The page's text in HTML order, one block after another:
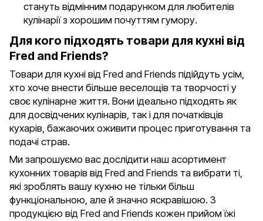
стануть відмінним подарунком для любителів
кулінарії з хорошим почуттям гумору.
Для кого підходять товари для кухні від
Fred and Friends?
Товари для кухні від Fred and Friends підійдуть усім,
хто хоче внести більше веселощів та творчості у
своє кулінарне життя. Вони ідеально підходять як
для досвідчених кулінарів, так і для початківців
кухарів, бажаючих оживити процес приготування та
подачі страв.
Ми запрошуємо вас дослідити наш асортимент
кухонних товарів від Fred and Friends та вибрати ті,
які зроблять вашу кухню не тільки більш
функціональною, але й значно яскравішою. З
продукцією від Fred and Friends кожен прийом їжі